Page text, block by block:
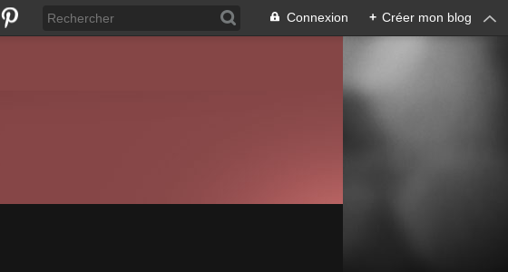
Connexion + Créer mon blog